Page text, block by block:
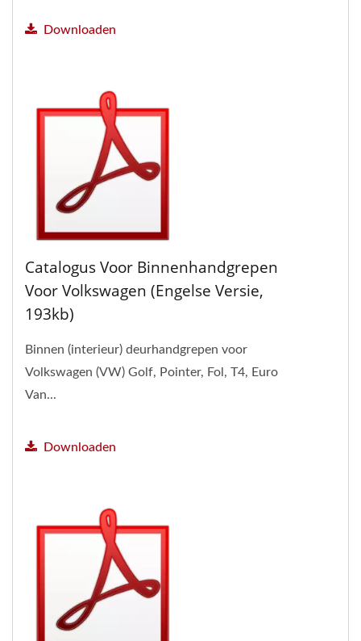
Downloaden
Catalogus Voor Binnenhandgrepen
Voor Volkswagen (Engelse Versie,
193kb)
Binnen (interieur) deurhandgrepen voor
Volkswagen (VW) Golf, Pointer, Fol, T4, Euro
Van...
Downloaden